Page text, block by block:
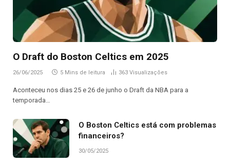
O Draft do Boston Celtics em 2025
26/06/2025 5 Mins de leitura 363 Visualizações
Aconteceu nos dias 25 e 26 de junho o Draft da NBA para a
temporada…
O Boston Celtics está com problemas
financeiros?
30/05/2025